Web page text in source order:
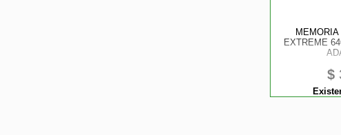
EXTREME
$